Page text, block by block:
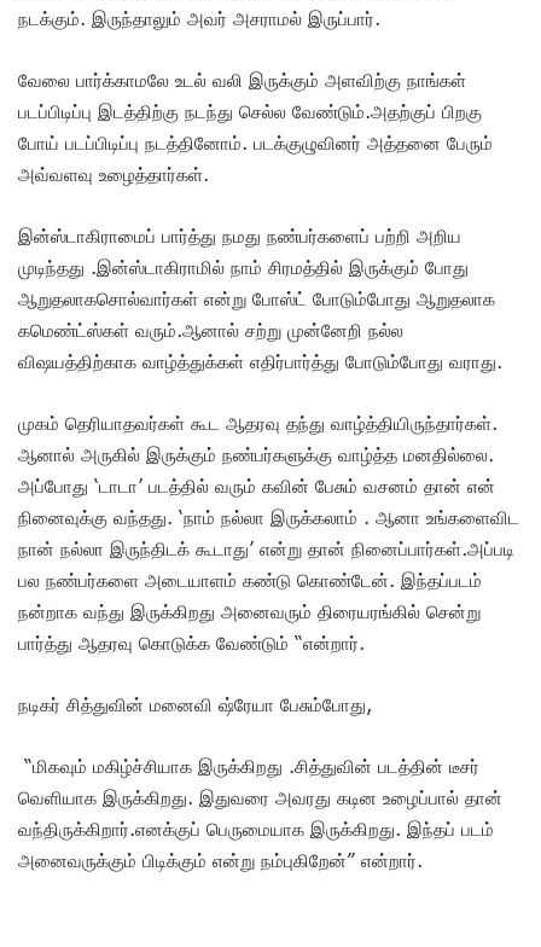
நடக்கும். இருந்தாலும் அவர் அசராமல் இருப்பார்.
வேலை பார்க்காமலே உடல் வலி இருக்கும் அளவிற்கு நாங்கள்
படப்பிடிப்பு இடத்திற்கு நடந்து செல்ல வேண்டும்.அதற்குப் பிறகு
போய் படப்பிடிப்பு நடத்தினோம். படக்குழுவினர் அத்தனை பேரும்
அவ்வளவு உழைத்தார்கள்.
இன்ஸ்டாகிராமைப் பார்த்து நமது நண்பர்களைப் பற்றி அறிய
முடிந்தது .இன்ஸ்டாகிராமில் நாம் சிரமத்தில் இருக்கும் போது
ஆறுதலாகசொல்வார்கள் என்று போஸ்ட் போடும்போது ஆறுதலாக
கமெண்ட்ஸ்கள் வரும்.ஆனால் சற்று முன்னேறி நல்ல
விஷயத்திற்காக வாழ்த்துக்கள் எதிர்பார்த்து போடும்போது வராது.
முகம் தெரியாதவர்கள் கூட ஆதரவு தந்து வாழ்த்தியிருந்தார்கள்.
ஆனால் அருகில் இருக்கும் நண்பர்களுக்கு வாழ்த்த மனதில்லை.
அப்போது ‘டாடா’ படத்தில் வரும் கவின் பேசும் வசனம் தான் என்
நினைவுக்கு வந்தது. ‘நாம் நல்லா இருக்கலாம் . ஆனா உங்களைவிட
நான் நல்லா இருந்திடக் கூடாது’ என்று தான் நினைப்பார்கள்.அப்படி
பல நண்பர்களை அடையாளம் கண்டு கொண்டேன். இந்தப்படம்
நன்றாக வந்து இருக்கிறது அனைவரும் திரையரங்கில் சென்று
பார்த்து ஆதரவு கொடுக்க வேண்டும் “என்றார்.
நடிகர் சித்துவின் மனைவி ஷ்ரேயா பேசும்போது,
“மிகவும் மகிழ்ச்சியாக இருக்கிறது .சித்துவின் படத்தின் டீசர்
வெளியாக இருக்கிறது. இதுவரை அவரது கடின உழைப்பால் தான்
வந்திருக்கிறார்.எனக்குப் பெருமையாக இருக்கிறது. இந்தப் படம்
அனைவருக்கும் பிடிக்கும் என்று நம்புகிறேன்” என்றார்.